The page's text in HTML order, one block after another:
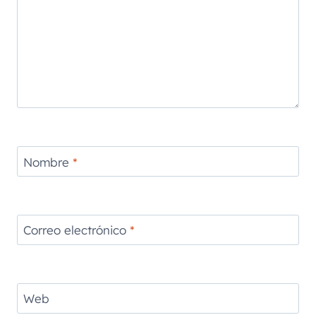
Nombre *
Correo electrónico *
Web